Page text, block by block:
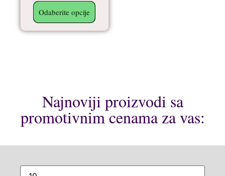
Odaberite opcije
Najnoviji proizvodi sa
promotivnim cenama za vas: